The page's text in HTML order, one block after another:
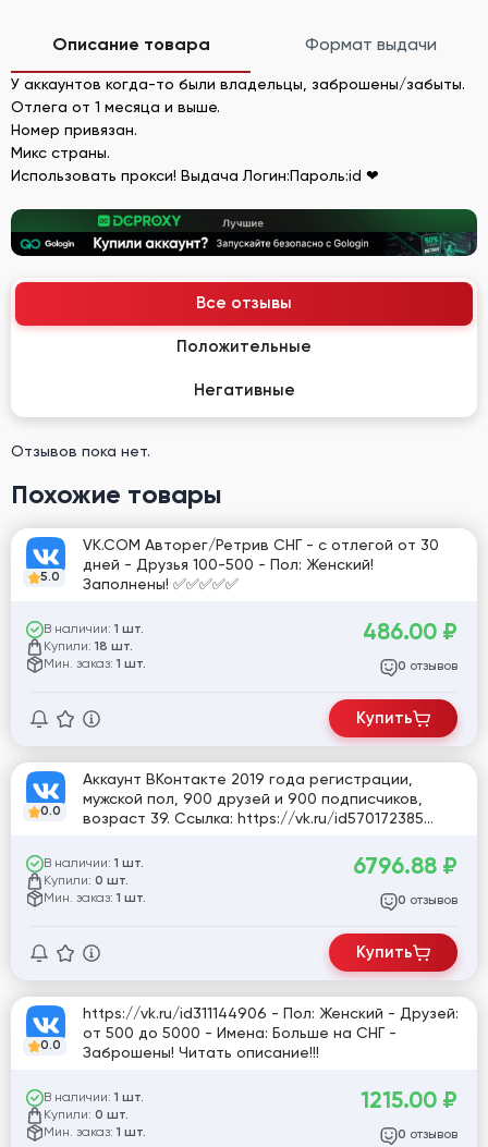
Описание товара Формат выдачи
У аккаунтов когда-то были владельцы, заброшены/забыты.
Отлега от 1 месяца и выше.
Номер привязан.
Микс страны.
Использовать прокси! Выдача Логин:Пароль:id ❤
Все отзывы
Положительные
Негативные
Отзывов пока нет.
Похожие товары
5.0
VK.COM Авторег/Ретрив СНГ - с отлегой от 30
дней - Друзья 100-500 - Пол: Женский!
Заполнены! ✅✅✅✅✅
В наличии: 1 шт.
Купили: 18 шт.
Мин. заказ: 1 шт.
486.00 ₽
0 отзывов
Купить
0.0
Аккаунт ВКонтакте 2019 года регистрации,
мужской пол, 900 друзей и 900 подписчиков,
возраст 39. Ссылка: https://vk.ru/id570172385
В наличии: 1 шт.
Купили: 0 шт.
Мин. заказ: 1 шт.
6796.88 ₽
0 отзывов
Купить
0.0
https://vk.ru/id311144906 - Пол: Женский - Друзей:
от 500 до 5000 - Имена: Больше на СНГ -
Заброшены! Читать описание!!!
В наличии: 1 шт.
Купили: 0 шт.
Мин. заказ: 1 шт.
1215.00 ₽
0 отзывов